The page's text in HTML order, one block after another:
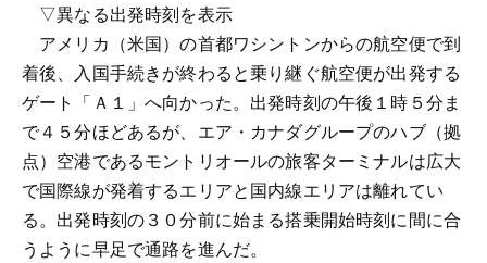
▽異なる出発時刻を表示
アメリカ（米国）の首都ワシントンからの航空便で到
着後、入国手続きが終わると乗り継ぐ航空便が出発する
ゲート「Ａ１」へ向かった。出発時刻の午後１時５分ま
で４５分ほどあるが、エア・カナダグループのハブ（拠
点）空港であるモントリオールの旅客ターミナルは広大
で国際線が発着するエリアと国内線エリアは離れてい
る。出発時刻の３０分前に始まる搭乗開始時刻に間に合
うように早足で通路を進んだ。